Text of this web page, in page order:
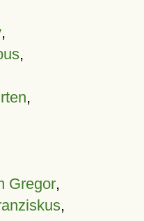
,
,
,
Gregor,
,